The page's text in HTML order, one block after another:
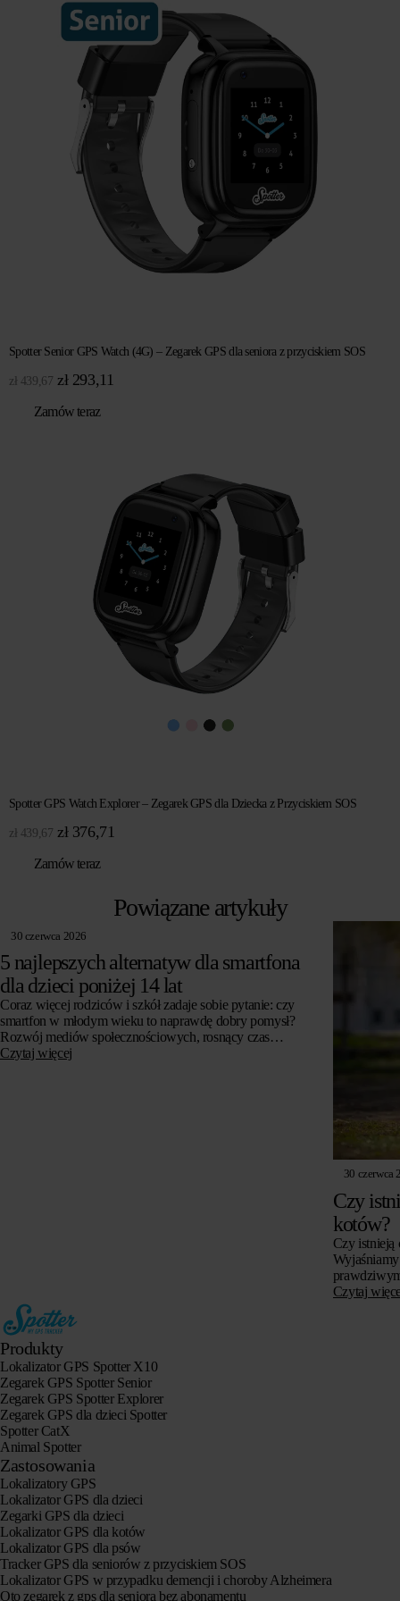
Spotter Senior GPS Watch (4G) – Zegarek GPS dla seniora z przyciskiem SOS
zł 439,67 Pierwotna
wynosiła:
zł293,11
Zamów teraz
Spotter GPS Watch Explorer – Zegarek GPS dla Dziecka z Przyciskiem SOS
zł 439,67 Pierwotna
wynosiła:
zł376,71
Zamów teraz
Powiązane artykuły
30 czerwca 2026
5 najlepszych alternatyw dla smartfona
dla dzieci poniżej 14 lat
Coraz więcej rodziców i szkół zadaje sobie pytanie: czy
smartfon w młodym wieku to naprawdę dobry pomysł?
Rozwój mediów społecznościowych, rosnący czas
spędzany przed ekranem i obawy o zdrowie psychiczne…
Czytaj więcej
30 czerwca
Czy
kotów?
Czy istnieją
dla kotów,
Czytaj
Produkty
Lokalizator GPS Spotter X10
Zegarek GPS Spotter Senior
Zegarek GPS Spotter Explorer
Zegarek GPS dla dzieci Spotter
Spotter CatX
Animal Spotter
Zastosowania
Lokalizatory GPS
Lokalizator GPS dla dzieci
Zegarki GPS dla dzieci
Lokalizator GPS dla kotów
Lokalizator GPS dla psów
Tracker GPS dla seniorów z przyciskiem SOS
Lokalizator GPS w przypadku demencji i choroby Alzheimera
Oto zegarek z gps dla seniora bez abonamentu